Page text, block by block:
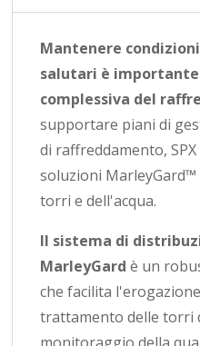
Mantenere
salutari è
complessiva del
supportare piani di
di raffreddamento,
soluzioni
torri e dell'acqua.
Il sistema di
MarleyGard è un
che facilita
trattamento delle torri